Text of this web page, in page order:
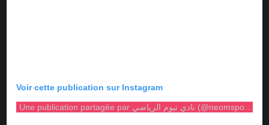
Voir cette publication sur Instagram